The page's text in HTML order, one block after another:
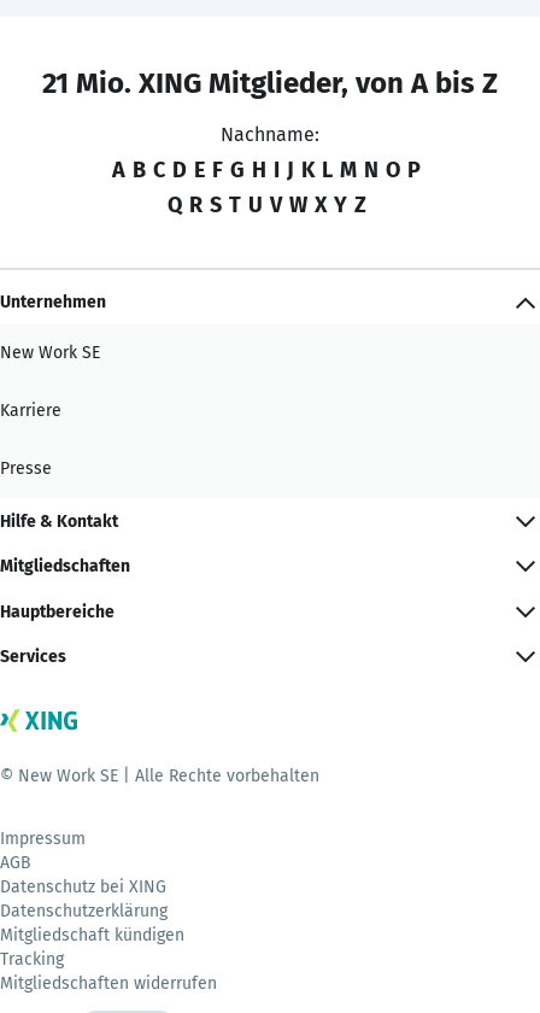
21 Mio. XING Mitglieder, von A bis Z
Nachname:
A B C D E F G H I J K L M N O P
Q R S T U V W X Y Z
Unternehmen
New Work SE
Karriere
Presse
Hilfe & Kontakt
Mitgliedschaften
Hauptbereiche
Services
© New Work SE | Alle Rechte vorbehalten
Impressum
AGB
Datenschutz bei XING
Datenschutzerklärung
Mitgliedschaft kündigen
Tracking
Mitgliedschaften widerrufen